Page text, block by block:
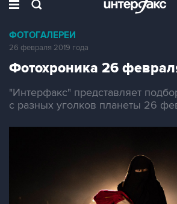
ФОТОГАЛЕРЕИ
26 февраля 2019 года
Фотохроника 26
"Интерфакс" представляет
с разных уголков планеты 26